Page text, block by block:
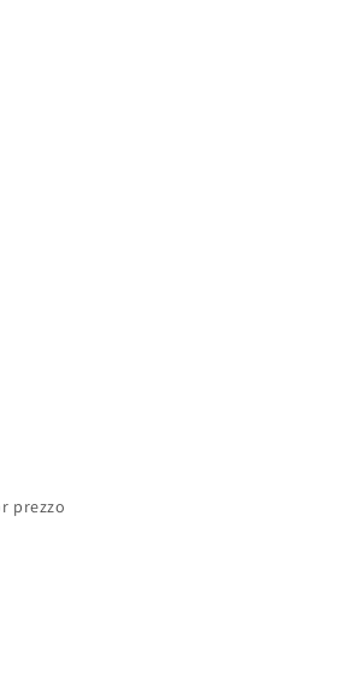
prezzo